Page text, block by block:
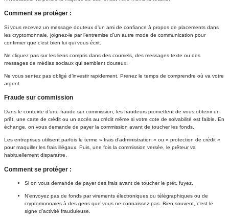
Comment se protéger :
Si vous recevez un message douteux d’un ami de confiance à propos de placements dans
les cryptomonnaie, joignez-le par l’entremise d’un autre mode de communication pour
confirmer que c’est bien lui qui vous écrit.
Ne cliquez pas sur les liens compris dans des courriels, des messages texte ou des
messages de médias sociaux qui semblent douteux.
Ne vous sentez pas obligé d’investir rapidement. Prenez le temps de comprendre où va votre
argent.
Fraude sur commission
Dans le contexte d’une fraude sur commission, les fraudeurs promettent de vous obtenir un
prêt, une carte de crédit ou un accès au crédit même si votre cote de solvabilité est faible. En
échange, on vous demande de payer la commission avant de toucher les fonds.
Les entreprises utilisent parfois le terme « frais d’administration » ou « protection de crédit »
pour maquiller les frais illégaux. Puis, une fois la commission versée, le prêteur va
habituellement disparaître.
Comment se protéger :
Si on vous demande de payer des frais avant de toucher le prêt, fuyez.
N’envoyez pas de fonds par virements électroniques ou télégraphiques ou de
cryptomonnaies à des gens que vous ne connaissez pas. Bien souvent, c’est le
signe d’activité frauduleuse.